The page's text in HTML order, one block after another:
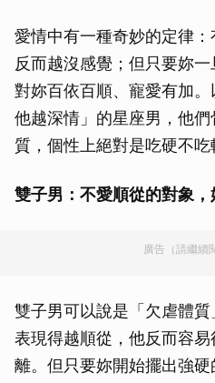
愛情中有一種奇妙的定律
反而越沒感覺；但只要妳
對妳百依百順、寵愛有加。
他越深情」的星座男，他
質，個性上絕對是吃硬不吃
雙子男：不愛順從的對象
廣告（請繼續
雙子男可以說是「欠虐體質
表現得越順從，他反而容
離。但只要妳開始擺出強